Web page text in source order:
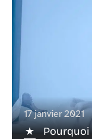
17 janvier 2021